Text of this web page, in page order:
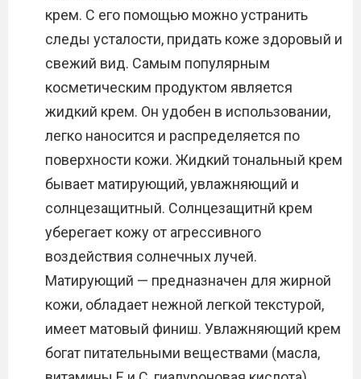
крем. С его помощью можно устранить
следы усталости, придать коже здоровый и
свежий вид. Самым популярным
косметическим продуктом является
жидкий крем. Он удобен в использовании,
легко наносится и распределяется по
поверхности кожи. Жидкий тональный крем
бывает матирующий, увлажняющий и
солнцезащитный. Солнцезащитнй крем
уберегает кожу от агрессивного
воздействия солнечных лучей.
Матирующий — предназначен для жирной
кожи, обладает нежной легкой текстурой,
имеет матовый финиш. Увлажняющий крем
богат питательными веществами (масла,